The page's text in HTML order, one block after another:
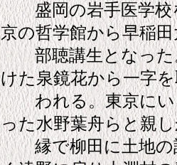
盛岡の岩手医学校
京の哲学館から早稲
部聴講生となった
けた泉鏡花から一字
われる。東京にい
った水野葉舟らと親
縁で柳田に土地の